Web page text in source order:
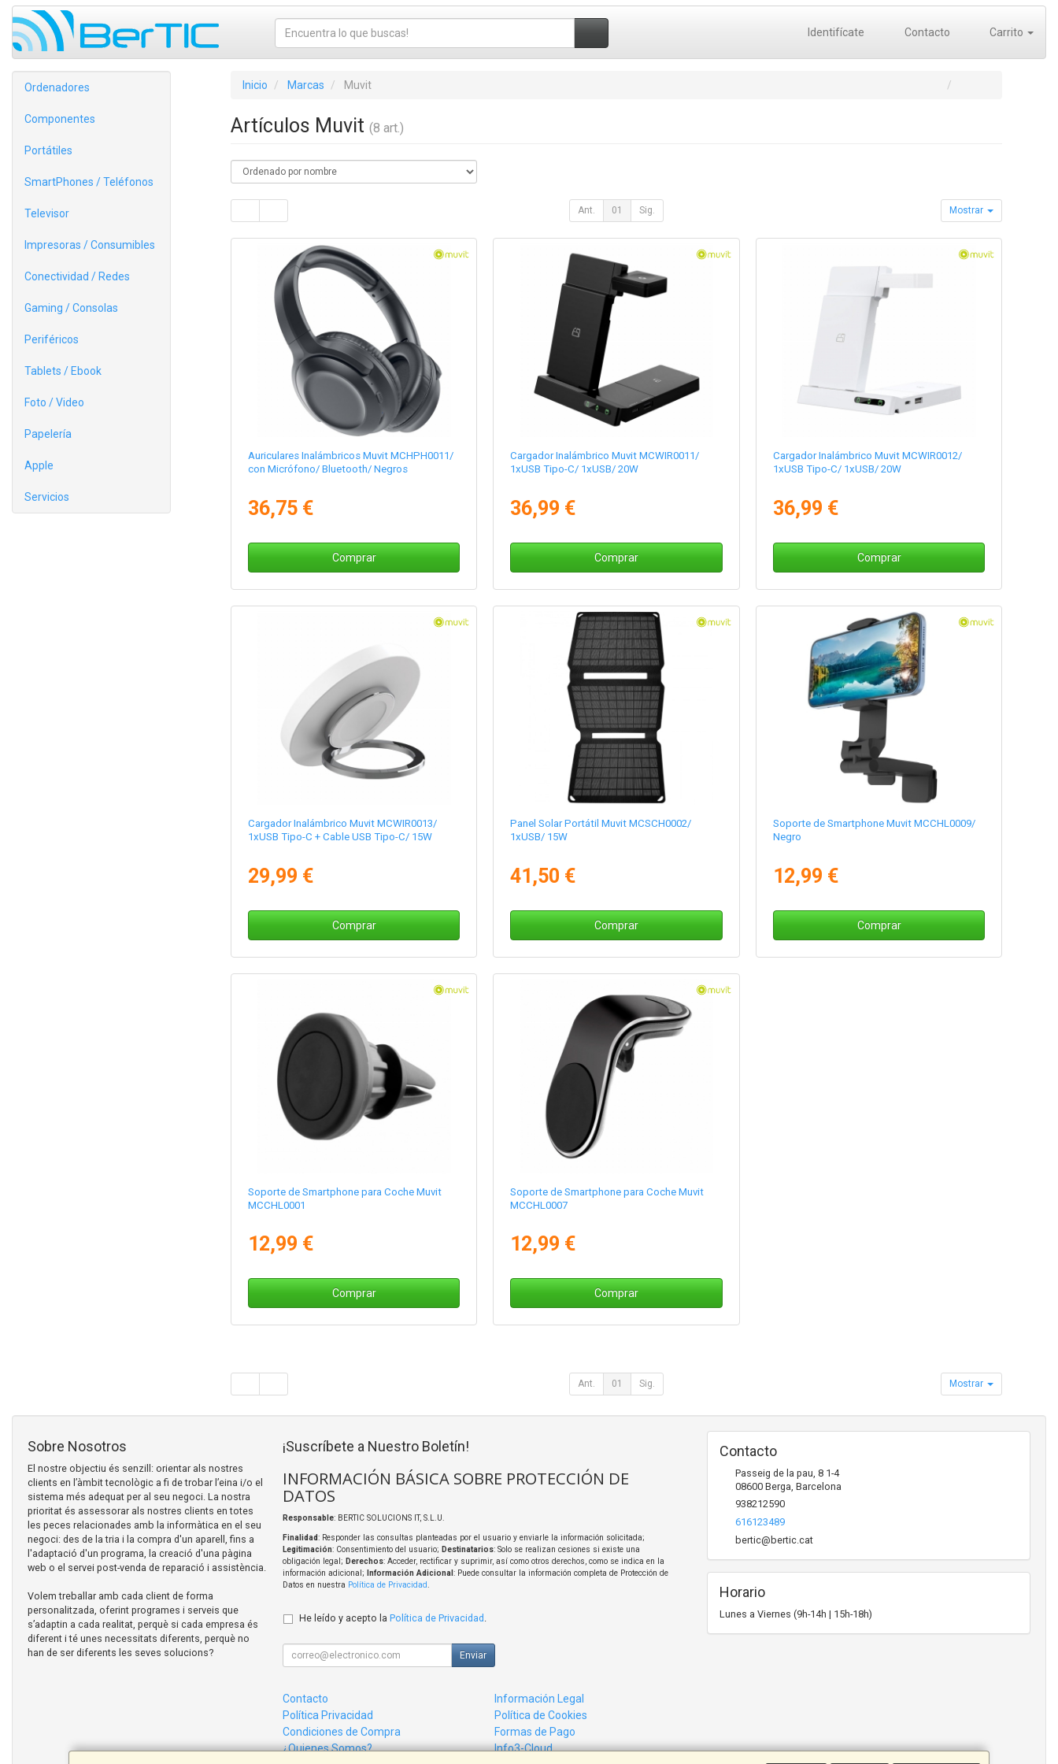
Identifícate Contacto Carrito
Ordenadores
Componentes
Portátiles
SmartPhones / Teléfonos
Televisor
Impresoras / Consumibles
Conectividad / Redes
Gaming / Consolas
Periféricos
Tablets / Ebook
Foto / Video
Papelería
Apple
Servicios
Inicio Marcas Muvit
Artículos Muvit (8 art.)
Ant. 01 Sig. Mostrar
Auriculares Inalámbricos Muvit MCHPH0011/
con Micrófono/ Bluetooth/ Negros
36,75 €
Comprar
Cargador Inalámbrico Muvit MCWIR0011/
1xUSB Tipo-C/ 1xUSB/ 20W
36,99 €
Comprar
Cargador Inalámbrico Muvit MCWIR0012/
1xUSB Tipo-C/ 1xUSB/ 20W
36,99 €
Comprar
Cargador Inalámbrico Muvit MCWIR0013/
1xUSB Tipo-C + Cable USB Tipo-C/ 15W
29,99 €
Comprar
Panel Solar Portátil Muvit MCSCH0002/
1xUSB/ 15W
41,50 €
Comprar
Soporte de Smartphone Muvit MCCHL0009/
Negro
12,99 €
Comprar
Soporte de Smartphone para Coche Muvit
MCCHL0001
12,99 €
Comprar
Soporte de Smartphone para Coche Muvit
MCCHL0007
12,99 €
Comprar
Ant. 01 Sig. Mostrar
Sobre Nosotros
El nostre objectiu és senzill: orientar als nostres
clients en l’àmbit tecnològic a fi de trobar l’eina i/o el
sistema més adequat per al seu negoci. La nostra
prioritat és assessorar als nostres clients en totes
les peces relacionades amb la informàtica en el seu
negoci: des de la tria i la compra d'un aparell, fins a
l'adaptació d'un programa, la creació d'una pàgina
web o el servei post-venda de reparació i assistència.
Volem treballar amb cada client de forma
personalitzada, oferint programes i serveis que
s’adaptin a cada realitat, perquè si cada empresa és
diferent i té unes necessitats diferents, perquè no
han de ser diferents les seves solucions?
¡Suscríbete a Nuestro Boletín!
INFORMACIÓN BÁSICA SOBRE PROTECCIÓN DE
DATOS
Responsable: BERTIC SOLUCIONS IT, S.L.U.
Finalidad: Responder las consultas planteadas por el usuario y enviarle la información solicitada;
Legitimación: Consentimiento del usuario; Destinatarios: Solo se realizan cesiones si existe una
obligación legal; Derechos: Acceder, rectificar y suprimir, así como otros derechos, como se indica en la
información adicional;
Información Adicional : Puede consultar la información completa de Protección de
Datos en nuestra Política de Privacidad.
He leído y acepto la Política de Privacidad .
Enviar
Contacto
Información Legal
Política Privacidad
Política de Cookies
Condiciones de Compra
Formas de Pago
¿Quienes Somos?
Info3-Cloud
Contacto
Passeig de la pau, 8 1-4
08600 Berga, Barcelona
938212590
616123489
bertic@bertic.cat
Horario
Lunes a Viernes (9h-14h | 15h-18h)